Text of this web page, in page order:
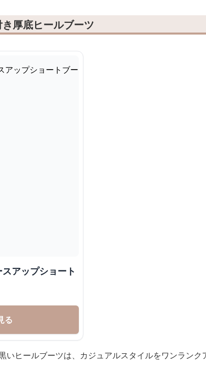
厚底ヒールブーツ
アップショート
る
いヒールブーツは、カジュアルスタイルをワンラン